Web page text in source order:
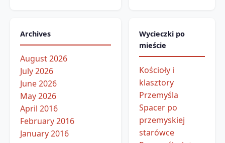
Archives
August 2026
July 2026
June 2026
May 2026
April 2016
February 2016
January 2016
Wycieczki po
mieście
Kościoły i
klasztory
Przemyśla
Spacer po
przemyskiej
starówce